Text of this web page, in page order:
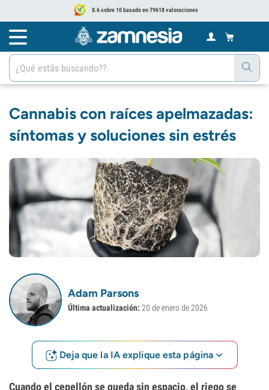
8.6 sobre 10 basado en 79618 valoraciones
Cannabis con raíces apelmazadas:
síntomas y soluciones sin estrés
Adam Parsons
Última actualización: 20 de enero de 2026
Deja que la IA explique esta página
Cuando el cepellón se queda sin espacio, el riego se